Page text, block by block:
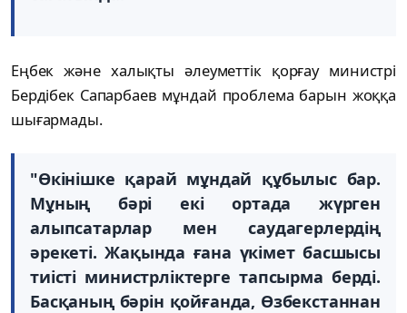
Еңбек және халықты әлеуметтік қорғау министрі
Бердібек Сапарбаев мұндай проблема барын жоққа
шығармады.
"Өкінішке қарай мұндай құбылыс бар.
Мұның бәрі екі ортада жүрген
алыпсатарлар мен саудагерлердің
әрекеті. Жақында ғана үкімет басшысы
тиісті министрліктерге тапсырма берді.
Басқаның бәрін қойғанда, Өзбекстаннан